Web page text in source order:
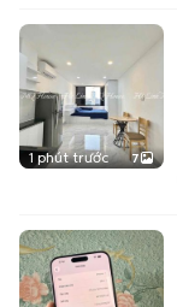
1 phút trước 7